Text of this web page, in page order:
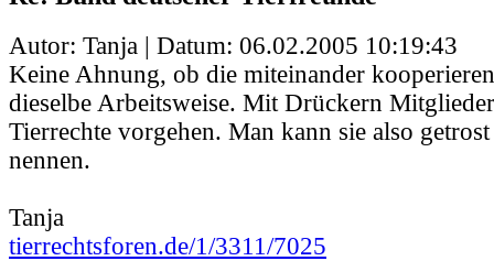
Autor: Tanja | Datum: 06.02.2005 10:19:43
Keine Ahnung, ob die miteinander
dieselbe Arbeitsweise. Mit Drückern
Tierrechte vorgehen. Man kann sie also
nennen.
Tanja
tierrechtsforen.de/1/3311/7025